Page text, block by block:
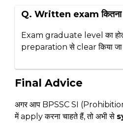
Q. Written exam कितना
Exam graduate level का
preparation से clear किया जा
Final Advice
अगर आप BPSSC SI
में apply करना चाहते हैं, तो अभी से